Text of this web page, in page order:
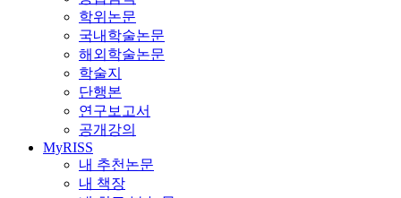
학위논문
국내학술논문
해외학술논문
학술지
단행본
연구보고서
공개강의
MyRISS
내 추천논문
내 책장